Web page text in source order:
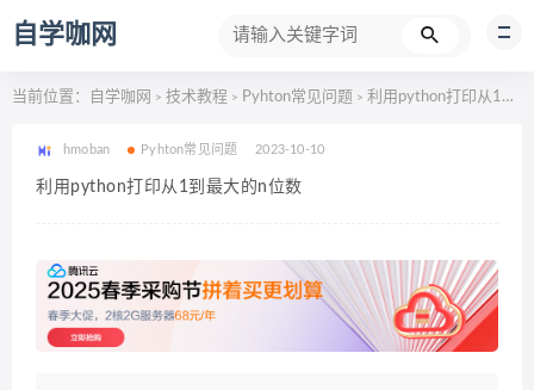
自学咖网
当前位置： 自学咖网 > 技术教程 > Pyhton常见问题 > 利用python打印从1到最大的n位数
hmoban Pyhton常见问题 2023-10-10
利用python打印从1到最大的n位数